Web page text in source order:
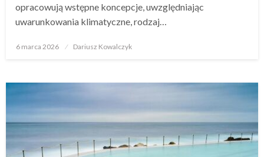
opracowują wstępne koncepcje, uwzględniając
uwarunkowania klimatyczne, rodzaj…
Opublikowane
6 marca 2026 Dariusz Kowalczyk